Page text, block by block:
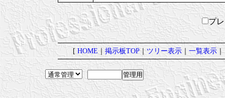
プ
[HOME｜掲示板TOP｜ツリー表示｜ 一覧表示｜